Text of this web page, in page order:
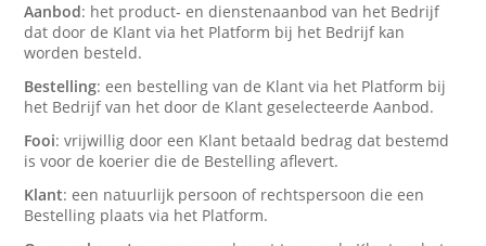
Aanbod: het product- en dienstenaanbod van het Bedrijf
dat door de Klant via het Platform bij het Bedrijf kan
worden besteld.
Bestelling: een bestelling van de Klant via het Platform bij
het Bedrijf van het door de Klant geselecteerde Aanbod.
Fooi: vrijwillig door een Klant betaald bedrag dat bestemd
is voor de koerier die de Bestelling aflevert.
Klant: een natuurlijk persoon of rechtspersoon die een
Bestelling plaats via het Platform.